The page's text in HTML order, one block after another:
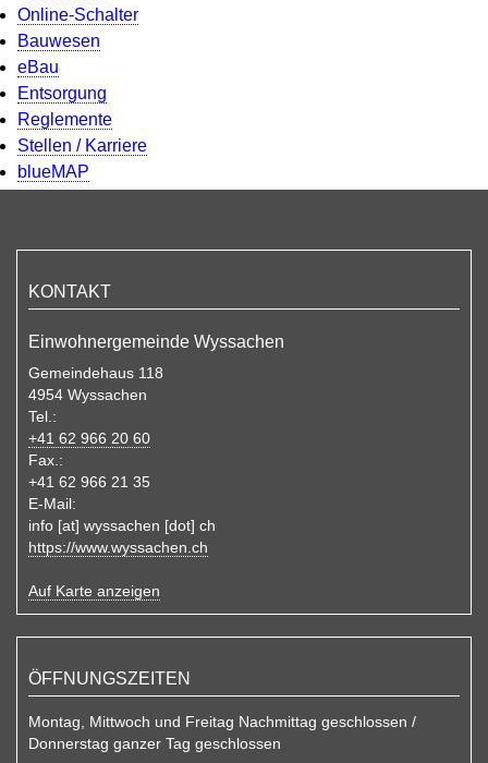
Online-Schalter
Bauwesen
eBau
Entsorgung
Reglemente
Stellen / Karriere
blueMAP
KONTAKT
Einwohnergemeinde Wyssachen
Gemeindehaus 118
4954 Wyssachen
Tel.:
+41 62 966 20 60
Fax.:
+41 62 966 21 35
E-Mail:
info [at] wyssachen [dot] ch
https://www.wyssachen.ch
Auf Karte anzeigen
ÖFFNUNGSZEITEN
Montag, Mittwoch und Freitag Nachmittag geschlossen /
Donnerstag ganzer Tag geschlossen